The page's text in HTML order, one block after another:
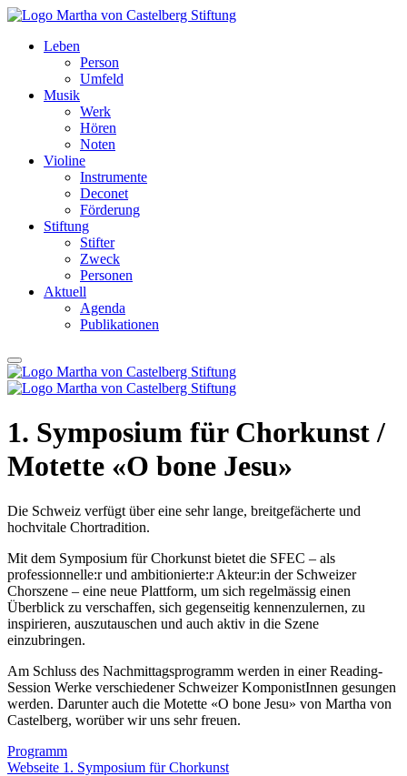
Leben
Person
Umfeld
Musik
Werk
Hören
Noten
Violine
Instrumente
Deconet
Förderung
Stiftung
Stifter
Zweck
Personen
Aktuell
Agenda
Publikationen
1. Symposium für Chorkunst /
Motette «O bone Jesu»
Die Schweiz verfügt über eine sehr lange, breitgefächerte und
hochvitale Chortradition.
Mit dem Symposium für Chorkunst bietet die SFEC – als
professionnelle:r und ambitionierte:r Akteur:in der Schweizer
Chorszene – eine neue Plattform, um sich regelmässig einen
Überblick zu verschaffen, sich gegenseitig kennenzulernen, zu
inspirieren, auszutauschen und auch aktiv in die Szene
einzubringen.
Am Schluss des Nachmittagsprogramm werden in einer Reading-
Session Werke verschiedener Schweizer KomponistInnen gesungen
werden. Darunter auch die Motette «O bone Jesu» von Martha von
Castelberg, worüber wir uns sehr freuen.
Programm
Webseite 1. Symposium für Chorkunst